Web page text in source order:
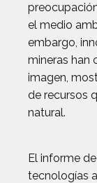
el medio
embargo,
mineras han
imagen,
de recursos
natural.
El informe
tecnologías